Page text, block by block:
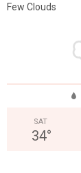
Few Clouds
SAT
34°